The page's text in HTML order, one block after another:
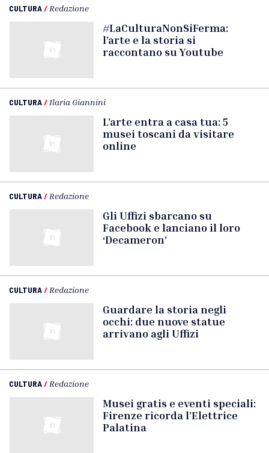
CULTURA/ Redazione
#LaCulturaNonSiFerma:
l’arte e la storia si
raccontano su Youtube
CULTURA/ Ilaria Giannini
L’arte entra a casa tua: 5
musei toscani da visitare
online
CULTURA/ Redazione
Gli Uffizi sbarcano su
Facebook e lanciano il loro
‘Decameron’
CULTURA/ Redazione
Guardare la storia negli
occhi: due nuove statue
arrivano agli Uffizi
CULTURA/ Redazione
Musei gratis e eventi speciali:
Firenze ricorda l’Elettrice
Palatina